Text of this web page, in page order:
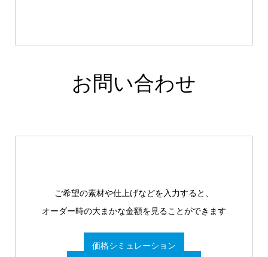
お問い合わせ
ご希望の素材や仕上げなどを入力すると、
オーダー時の大まかな金額を見ることができます
価格シミュレーション